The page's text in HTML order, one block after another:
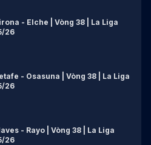
- Elche | Vòng 38 | La Liga
26
- Osasuna | Vòng 38 | La Liga
26
- Rayo | Vòng 38 | La Liga
26